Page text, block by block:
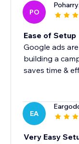
PO
Poharry
Ease of Setup
Google ads
building a
saves time &
EA
Very Easy